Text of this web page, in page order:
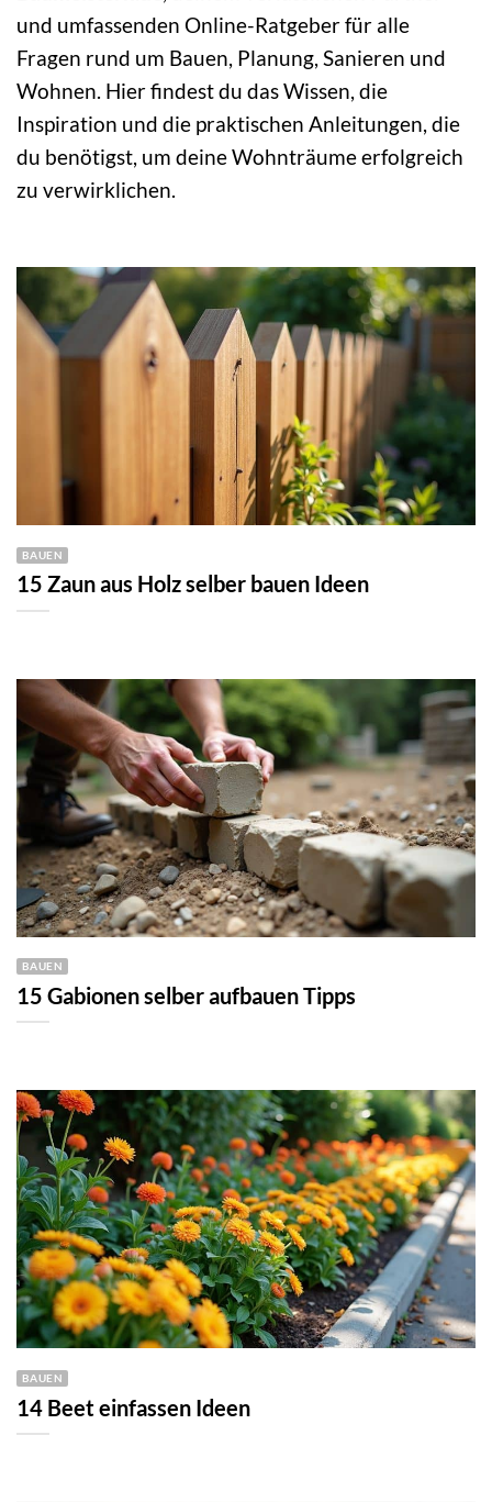
und umfassenden Online-Ratgeber für alle
Fragen rund um Bauen, Planung, Sanieren und
Wohnen. Hier findest du das Wissen, die
Inspiration und die praktischen Anleitungen, die
du benötigst, um deine Wohnträume erfolgreich
zu verwirklichen.
BAUEN
15 Zaun aus Holz selber bauen Ideen
BAUEN
15 Gabionen selber aufbauen Tipps
BAUEN
14 Beet einfassen Ideen